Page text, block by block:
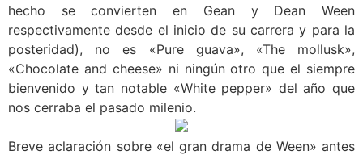
hecho se convierten en Gean y Dean Ween
respectivamente desde el inicio de su carrera y para la
posteridad), no es «Pure guava», «The mollusk»,
«Chocolate and cheese» ni ningún otro que el siempre
bienvenido y tan notable «White pepper» del año que
nos cerraba el pasado milenio.
Breve aclaración sobre «el gran drama de Ween» antes